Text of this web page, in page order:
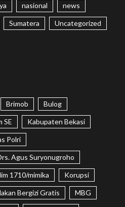
nasional news
Sumatera Uncategorized
Brimob Bulog
SE Kabupaten Bekasi
Polri
Agus Suryonugroho
1710/mimika Korupsi
Bergizi Gratis MBG